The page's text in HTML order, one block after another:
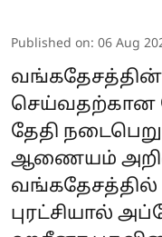
Published on: 06 Aug
வங்கதேசத்தின்
செய்வதற்கான
தேதி
ஆணையம்
புரட்சியால்